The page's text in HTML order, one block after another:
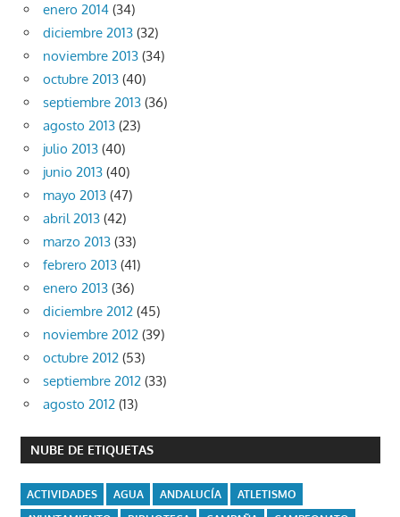
enero 2014 (34)
diciembre 2013 (32)
noviembre 2013 (34)
octubre 2013 (40)
septiembre 2013 (36)
agosto 2013 (23)
julio 2013 (40)
junio 2013 (40)
mayo 2013 (47)
abril 2013 (42)
marzo 2013 (33)
febrero 2013 (41)
enero 2013 (36)
diciembre 2012 (45)
noviembre 2012 (39)
octubre 2012 (53)
septiembre 2012 (33)
agosto 2012 (13)
NUBE DE ETIQUETAS
ACTIVIDADES AGUA ANDALUCÍA
ATLETISMO